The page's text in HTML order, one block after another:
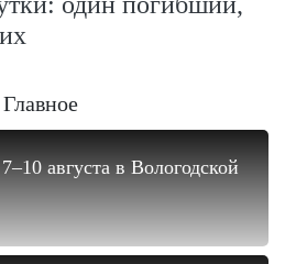
Главное
августа в Вологодской